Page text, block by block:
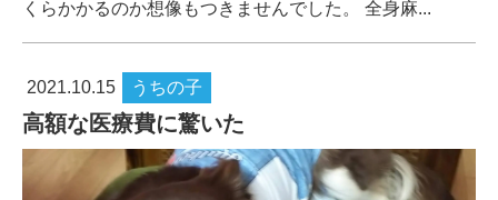
くらかかるのか想像もつきませんでした。 全身麻...
2021.10.15 うちの子
高額な医療費に驚いた